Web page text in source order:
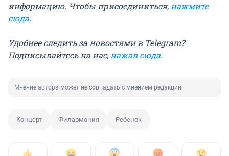
информацию. Чтобы присоединиться,нажмите
сюда.
Удобнее следить за новостями в Telegram?
Подписывайтесь на нас,нажав сюда.
Мнение автора может не совпадать с мнением редакции
Концерт Филармония Ребенок